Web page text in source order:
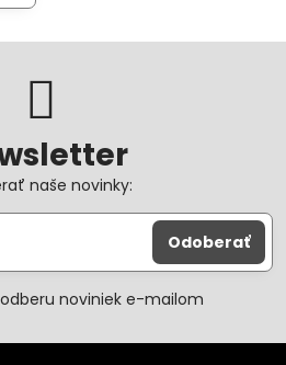
naše novinky:
Odoberať
noviniek e-mailom